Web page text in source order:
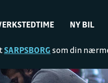
NY BIL
SARPSBORG som din